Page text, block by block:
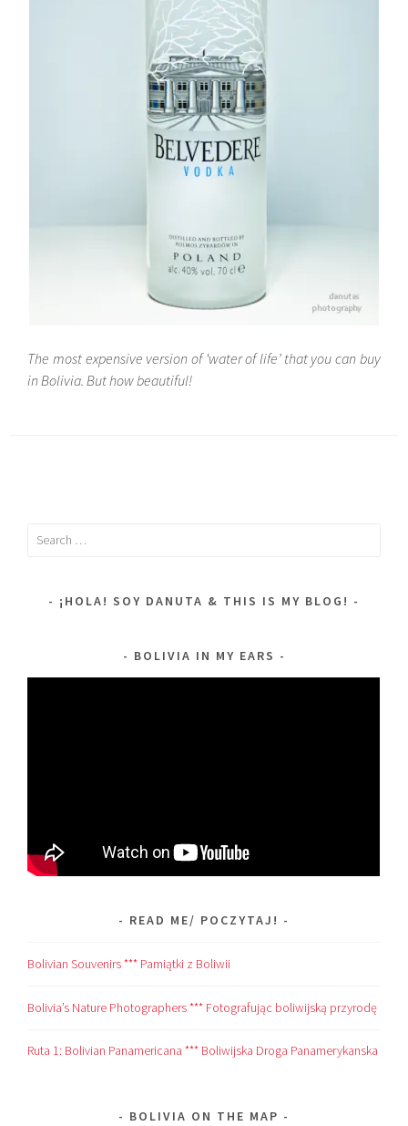
The most expensive version of ‘water of life’ that you can buy
in Bolivia. But how beautiful!
Search
¡HOLA! SOY DANUTA & THIS IS MY BLOG!
BOLIVIA IN MY EARS
READ ME/ POCZYTAJ!
Bolivian Souvenirs *** Pamiątki z Boliwii
Bolivia’s Nature Photographers *** Fotografując boliwijską przyrodę
Ruta 1: Bolivian Panamericana *** Boliwijska Droga Panamerykanska
BOLIVIA ON THE MAP